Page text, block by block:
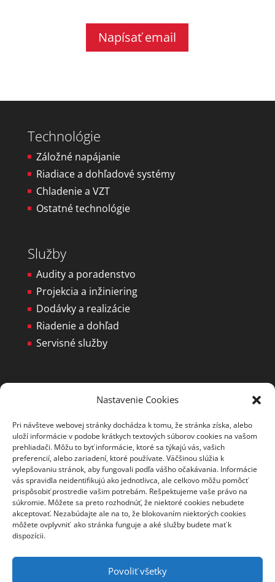
Nastavenie Cookies
Pri návšteve webovej stránky dochádza k tomu, že stránka získa, alebo
uloží informácie v podobe krátkych textových súborov cookies na vašom
prehliadači. Môžu to byť informácie, ktoré sa týkajú vás, vašich
preferencií, alebo zariadení, ktoré používate. Väčšinou slúžia k
vylepšovaniu stránok, aby fungovali podľa vášho očakávania. Informácie
vás spravidla neidentifikujú ako jednotlivca, ale celkovo môžu pomôcť
prispôsobiť prostredie vašim potrebám. Rešpektujeme vaše právo na
súkromie. Môžete sa preto rozhodnúť, že niektoré cookies nebudete
akceptovať. Nezabúdajte ale na to, že blokovaním niektorých cookies
môžete ovplyvniť ako stránka funguje a aké služby budete mať k
dispozícii.
Povoliť všetky
Napísať email
Technológie
Záložné napájanie
Riadiace a dohľadové systémy
Chladenie a VZT
Ostatné technológie
Služby
Audity a poradenstvo
Projekcia a inžiniering
Dodávky a realizácie
Riadenie a dohľad
Servisné služby
PRONIX, s.r.o.
831 04 Bratislava
Tel.: +421 2 643 66 398
E-mail:pronix@pronix.sk
NON-STOP servisná linka:
+421 905 255 435